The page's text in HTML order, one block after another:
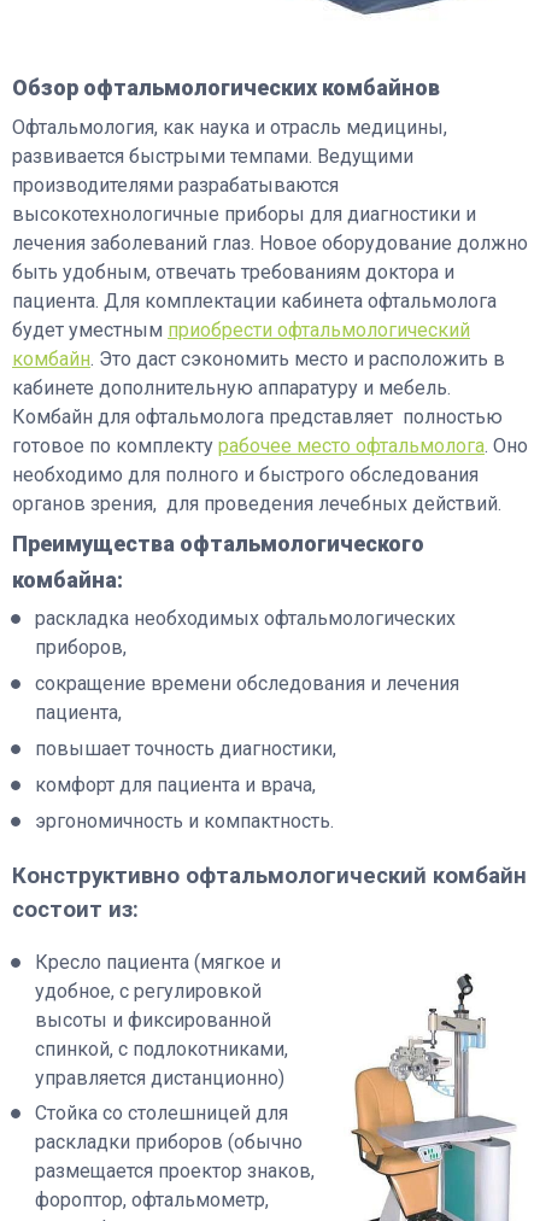
Обзор офтальмологических комбайнов
Офтальмология, как наука и отрасль медицины,
развивается быстрыми темпами. Ведущими
производителями разрабатываются
высокотехнологичные приборы для диагностики и
лечения заболеваний глаз. Новое оборудование должно
быть удобным, отвечать требованиям доктора и
пациента. Для комплектации кабинета офтальмолога
будет уместным приобрести офтальмологический
комбайн. Это даст сэкономить место и расположить в
кабинете дополнительную аппаратуру и мебель.
Комбайн для офтальмолога представляет полностью
готовое по комплекту рабочее место офтальмолога. Оно
необходимо для полного и быстрого обследования
органов зрения, для проведения лечебных действий.
Преимущества офтальмологического
комбайна:
раскладка необходимых офтальмологических
приборов,
сокращение времени обследования и лечения
пациента,
повышает точность диагностики,
комфорт для пациента и врача,
эргономичность и компактность.
Конструктивно офтальмологический комбайн
состоит из:
Кресло пациента (мягкое и
удобное, с регулировкой
высоты и фиксированной
спинкой, с подлокотниками,
управляется дистанционно)
Стойка со столешницей для
раскладки приборов (обычно
размещается проектор знаков,
фороптор, офтальмометр,